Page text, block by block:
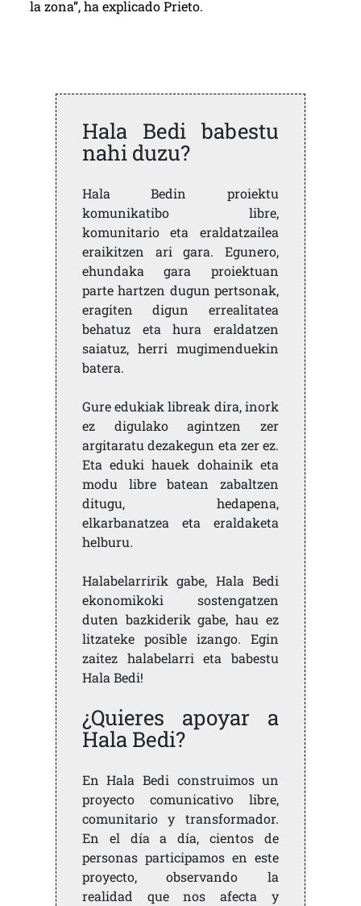
la zona”, ha explicado Prieto.
Hala Bedi babestu
nahi duzu?
Hala Bedin proiektu
komunikatibo libre,
komunitario eta eraldatzailea
eraikitzen ari gara. Egunero,
ehundaka gara proiektuan
parte hartzen dugun pertsonak,
eragiten digun errealitatea
behatuz eta hura eraldatzen
saiatuz, herri mugimenduekin
batera.
Gure edukiak libreak dira, inork
ez digulako agintzen zer
argitaratu dezakegun eta zer ez.
Eta eduki hauek dohainik eta
modu libre batean zabaltzen
ditugu, hedapena,
elkarbanatzea eta eraldaketa
helburu.
Halabelarririk gabe, Hala Bedi
ekonomikoki sostengatzen
duten bazkiderik gabe, hau ez
litzateke posible izango. Egin
zaitez halabelarri eta babestu
Hala Bedi!
¿Quieres apoyar a
Hala Bedi?
En Hala Bedi construimos un
proyecto comunicativo libre,
comunitario y transformador.
En el día a día, cientos de
personas participamos en este
proyecto, observando la
realidad que nos afecta y